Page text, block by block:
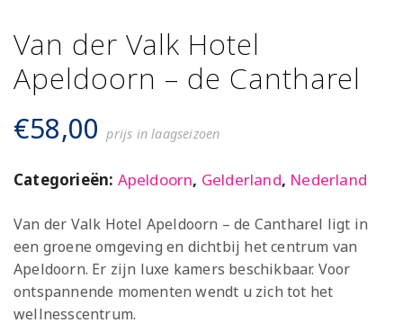
Van der Valk Hotel
Apeldoorn – de Cantharel
€58,00 prijs in laagseizoen
Categorieën: Apeldoorn, Gelderland, Nederland
Van der Valk Hotel Apeldoorn – de Cantharel ligt in
een groene omgeving en dichtbij het centrum van
Apeldoorn. Er zijn luxe kamers beschikbaar. Voor
ontspannende momenten wendt u zich tot het
wellnesscentrum.